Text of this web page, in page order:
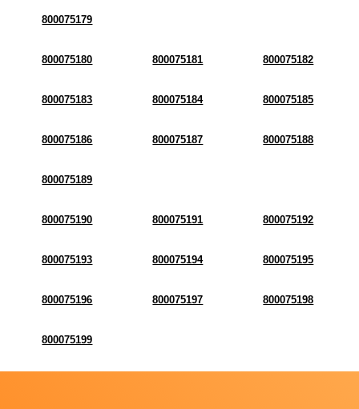
800075179
800075180 800075181 800075182
800075183 800075184 800075185
800075186 800075187 800075188
800075189
800075190 800075191 800075192
800075193 800075194 800075195
800075196 800075197 800075198
800075199